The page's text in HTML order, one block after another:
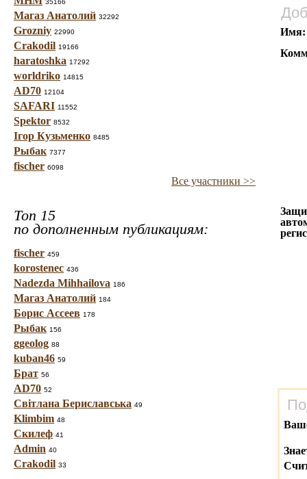
35166
Магаз Анатолий 32292
Grozniy 22990
Crakodil 19166
haratoshka 17292
worldriko 14815
AD70 12104
SAFARI 11552
Spektor 8532
Ігор Кузьменко 8485
Рыбак 7377
fischer 6098
Все участники >>
Топ 15
по дополненным публикациям:
fischer 459
korostenec 436
Nadezda Mihhailova 186
Магаз Анатолий 184
Борис Ассеев 178
Рыбак 156
ggeolog 88
kuban46 59
Брат 56
AD70 52
Світлана Бериславська 49
Klimbim 48
Скилеф 41
Admin 40
Crakodil 33
Имя: